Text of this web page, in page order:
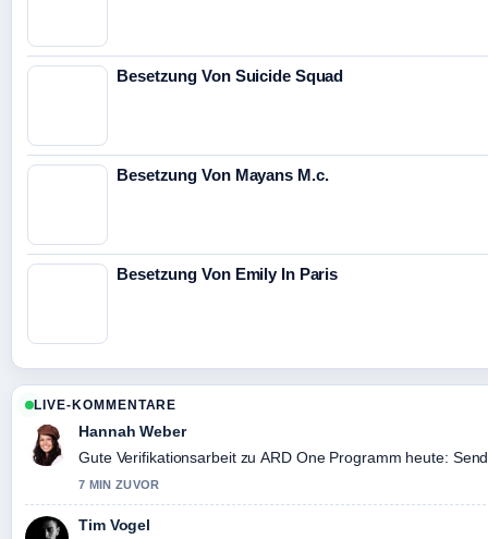
Besetzung Von Suicide Squad
Besetzung Von Mayans M.c.
Besetzung Von Emily In Paris
LIVE-KOMMENTARE
Hannah Weber
Gute Verifikationsarbeit zu ARD One Programm heute:
7 MIN ZUVOR
Tim Vogel